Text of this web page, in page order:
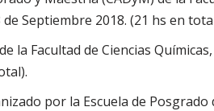
Septiembre 2018. (21 hs en
la Facultad de Ciencias
por la Escuela de Posgrado